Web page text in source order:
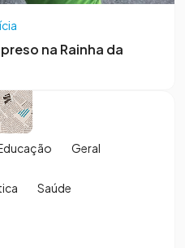
na Rainha da
Geral
Saúde